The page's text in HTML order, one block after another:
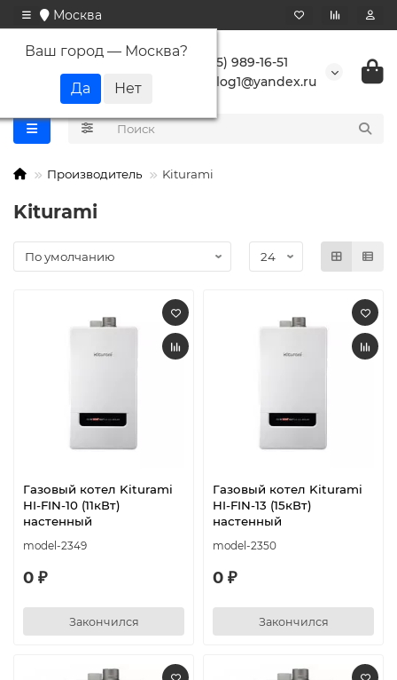
Москва
Ваш город — Москва?
+7 (495) 989-16-51
buranlog1@yandex.ru
Производитель Kiturami
Kiturami
Газовый котел Kiturami
HI-FIN-10 (11кВт)
настенный
model-2349
0 ₽
Закончился
Газовый котел Kiturami
HI-FIN-13 (15кВт)
настенный
model-2350
0 ₽
Закончился